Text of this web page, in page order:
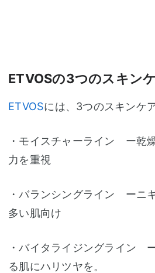
ETVOSの3つのスキン
ETVOSには、3つのスキンケ
・モイスチャーライン ー乾
力を重視
・バランシングライン ーニ
多い肌向け
・バイタライジングライン
る肌にハリツヤを。